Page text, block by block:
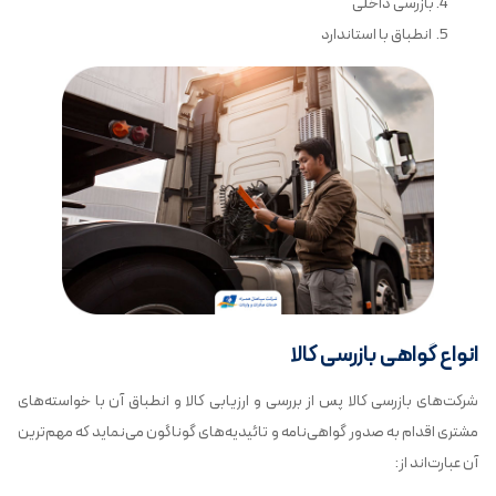
انطباق با استاندارد
انواع گواهی‌‌ بازرسی کالا
شرکت‌های بازرسی کالا پس از بررسی و ارزیابی کالا و انطباق آن با خواسته‌های
مشتری اقدام به صدور گواهی‌نامه و تائیدیه‌های گوناگون می‌نماید که مهم‌ترین
آن عبارت‌اند از: